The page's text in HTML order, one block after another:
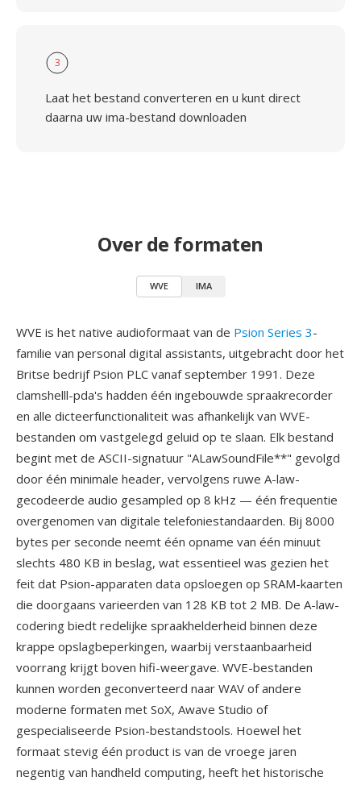
3
Laat het bestand converteren en u kunt direct
daarna uw ima-bestand downloaden
Over de formaten
WVE IMA
WVE is het native audioformaat van de Psion Series 3-
familie van personal digital assistants, uitgebracht door het
Britse bedrijf Psion PLC vanaf september 1991. Deze
clamshelll-pda's hadden één ingebouwde spraakrecorder
en alle dicteerfunctionaliteit was afhankelijk van WVE-
bestanden om vastgelegd geluid op te slaan. Elk bestand
begint met de ASCII-signatuur "ALawSoundFile**" gevolgd
door één minimale header, vervolgens ruwe A-law-
gecodeerde audio gesampled op 8 kHz — één frequentie
overgenomen van digitale telefoniestandaarden. Bij 8000
bytes per seconde neemt één opname van één minuut
slechts 480 KB in beslag, wat essentieel was gezien het
feit dat Psion-apparaten data opsloegen op SRAM-kaarten
die doorgaans varieerden van 128 KB tot 2 MB. De A-law-
codering biedt redelijke spraakhelderheid binnen deze
krappe opslagbeperkingen, waarbij verstaanbaarheid
voorrang krijgt boven hifi-weergave. WVE-bestanden
kunnen worden geconverteerd naar WAV of andere
moderne formaten met SoX, Awave Studio of
gespecialiseerde Psion-bestandstools. Hoewel het
formaat stevig één product is van de vroege jaren
negentig van handheld computing, heeft het historische